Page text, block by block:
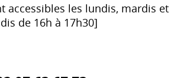
accessibles les lundis, mardis et
de 16h à 17h30]